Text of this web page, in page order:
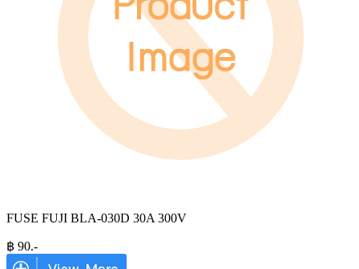
FUSE FUJI BLA-030D 30A 300V
฿ 90.-